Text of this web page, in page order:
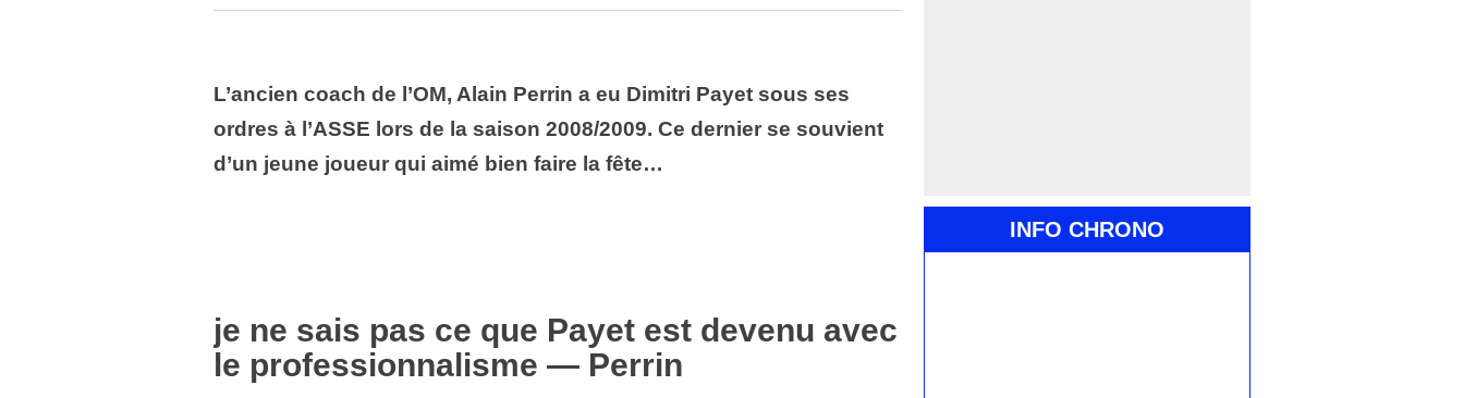
INFO CHRONO
L’ancien coach de l’OM, Alain Perrin a eu Dimitri Payet sous ses
ordres à l’ASSE lors de la saison 2008/2009. Ce dernier se souvient
d’un jeune joueur qui aimé bien faire la fête…
je ne sais pas ce que Payet est devenu avec
le professionnalisme — Perrin